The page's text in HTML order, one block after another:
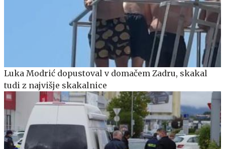
Luka Modrić dopustoval v domačem Zadru, skakal
tudi z najvišje skakalnice